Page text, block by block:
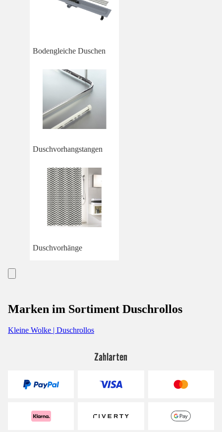
Bodengleiche Duschen
Duschvorhangstangen
Duschvorhänge
Marken im Sortiment Duschrollos
Kleine Wolke | Duschrollos
Zahlarten